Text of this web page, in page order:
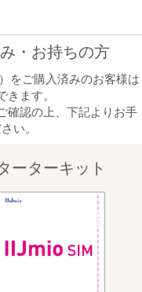
・お持ちの方
をご購入済みのお客様は
ます。
確認の上、下記よりお手
い。
ーターキット